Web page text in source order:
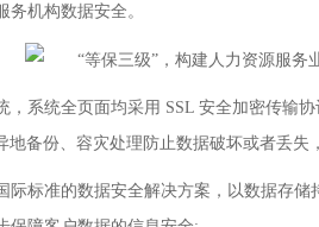
机构数据安全。
，系统全页面均采用 SSL 安全加密传输
备份、容灾处理防止数据破坏或者丢失
际标准的数据安全解决方案，以数据存